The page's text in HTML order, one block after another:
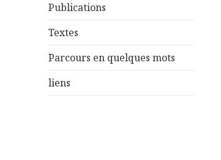
Publications
Textes
Parcours en quelques mots
liens